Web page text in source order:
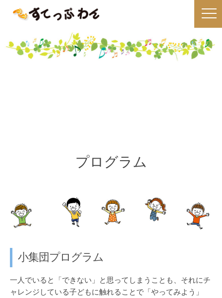
プログラム
小集団プログラム
一人でいると「できない」と思ってしまうことも、それにチ
ャレンジしている子どもに触れることで「やってみよう」